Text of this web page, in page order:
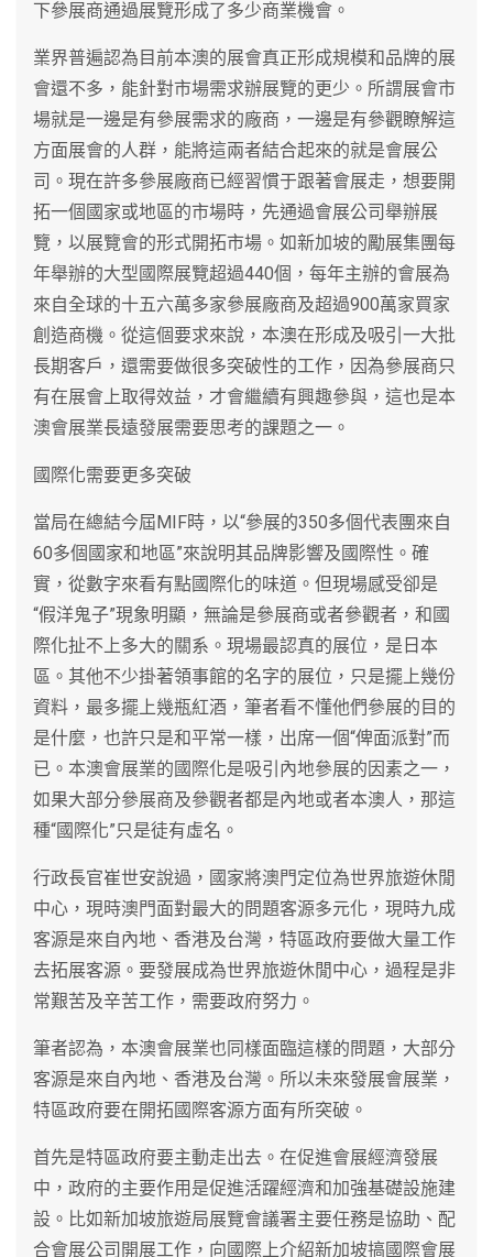
下參展商通過展覽形成了多少商業機會。
業界普遍認為目前本澳的展會真正形成規模和品牌的展
會還不多，能針對市場需求辦展覽的更少。所謂展會市
場就是一邊是有參展需求的廠商，一邊是有參觀瞭解這
方面展會的人群，能將這兩者結合起來的就是會展公
司。現在許多參展廠商已經習慣于跟著會展走，想要開
拓一個國家或地區的市場時，先通過會展公司舉辦展
覽，以展覽會的形式開拓市場。如新加坡的勵展集團每
年舉辦的大型國際展覽超過440個，每年主辦的會展為
來自全球的十五六萬多家參展廠商及超過900萬家買家
創造商機。從這個要求來說，本澳在形成及吸引一大批
長期客戶，還需要做很多突破性的工作，因為參展商只
有在展會上取得效益，才會繼續有興趣參與，這也是本
澳會展業長遠發展需要思考的課題之一。
國際化需要更多突破
當局在總結今屆MIF時，以“參展的350多個代表團來自
60多個國家和地區”來說明其品牌影響及國際性。確
實，從數字來看有點國際化的味道。但現場感受卻是
“假洋鬼子”現象明顯，無論是參展商或者參觀者，和國
際化扯不上多大的關系。現場最認真的展位，是日本
區。其他不少掛著領事館的名字的展位，只是擺上幾份
資料，最多擺上幾瓶紅酒，筆者看不懂他們參展的目的
是什麼，也許只是和平常一樣，出席一個“俾面派對”而
已。本澳會展業的國際化是吸引內地參展的因素之一，
如果大部分參展商及參觀者都是內地或者本澳人，那這
種“國際化”只是徒有虛名。
行政長官崔世安說過，國家將澳門定位為世界旅遊休閒
中心，現時澳門面對最大的問題客源多元化，現時九成
客源是來自內地、香港及台灣，特區政府要做大量工作
去拓展客源。要發展成為世界旅遊休閒中心，過程是非
常艱苦及辛苦工作，需要政府努力。
筆者認為，本澳會展業也同樣面臨這樣的問題，大部分
客源是來自內地、香港及台灣。所以未來發展會展業，
特區政府要在開拓國際客源方面有所突破。
首先是特區政府要主動走出去。在促進會展經濟發展
中，政府的主要作用是促進活躍經濟和加強基礎設施建
設。比如新加坡旅遊局展覽會議署主要任務是協助、配
合會展公司開展工作，向國際上介紹新加坡搞國際會展